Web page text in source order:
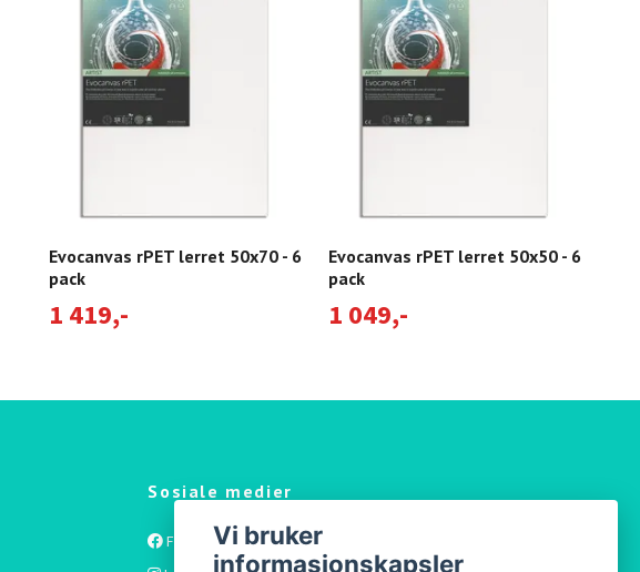
Evocanvas rPET lerret 50x70 - 6
pack
1 419,-
Evocanvas rPET lerret 50x50 - 6
pack
1 049,-
Sosiale medier
FacebookVi bruker
informasjonskapsler